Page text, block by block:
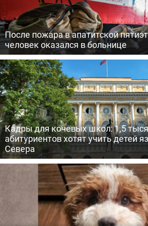
После пожара в апатитской
человек оказался в больнице
Кадры для кочевых школ: 1,5
абитуриентов хотят учить детей
Севера